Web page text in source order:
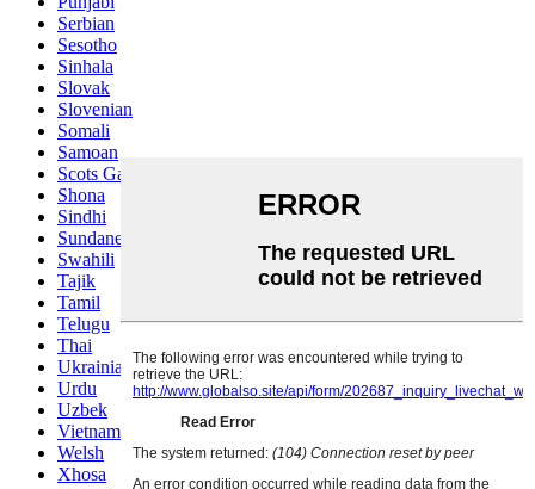
Serbian
Sesotho
Sinhala
Slovak
Slovenian
Somali
Samoan
Scots Gaelic
Shona
Sindhi
Sundanese
Swahili
Tajik
Tamil
Telugu
Thai
Ukrainian
Urdu
Uzbek
Vietnamese
Welsh
Xhosa